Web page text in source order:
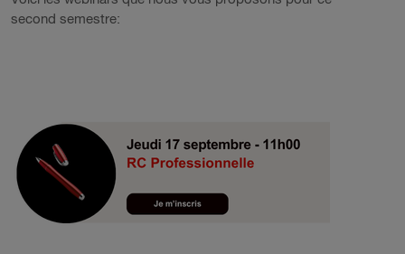
second semestre: